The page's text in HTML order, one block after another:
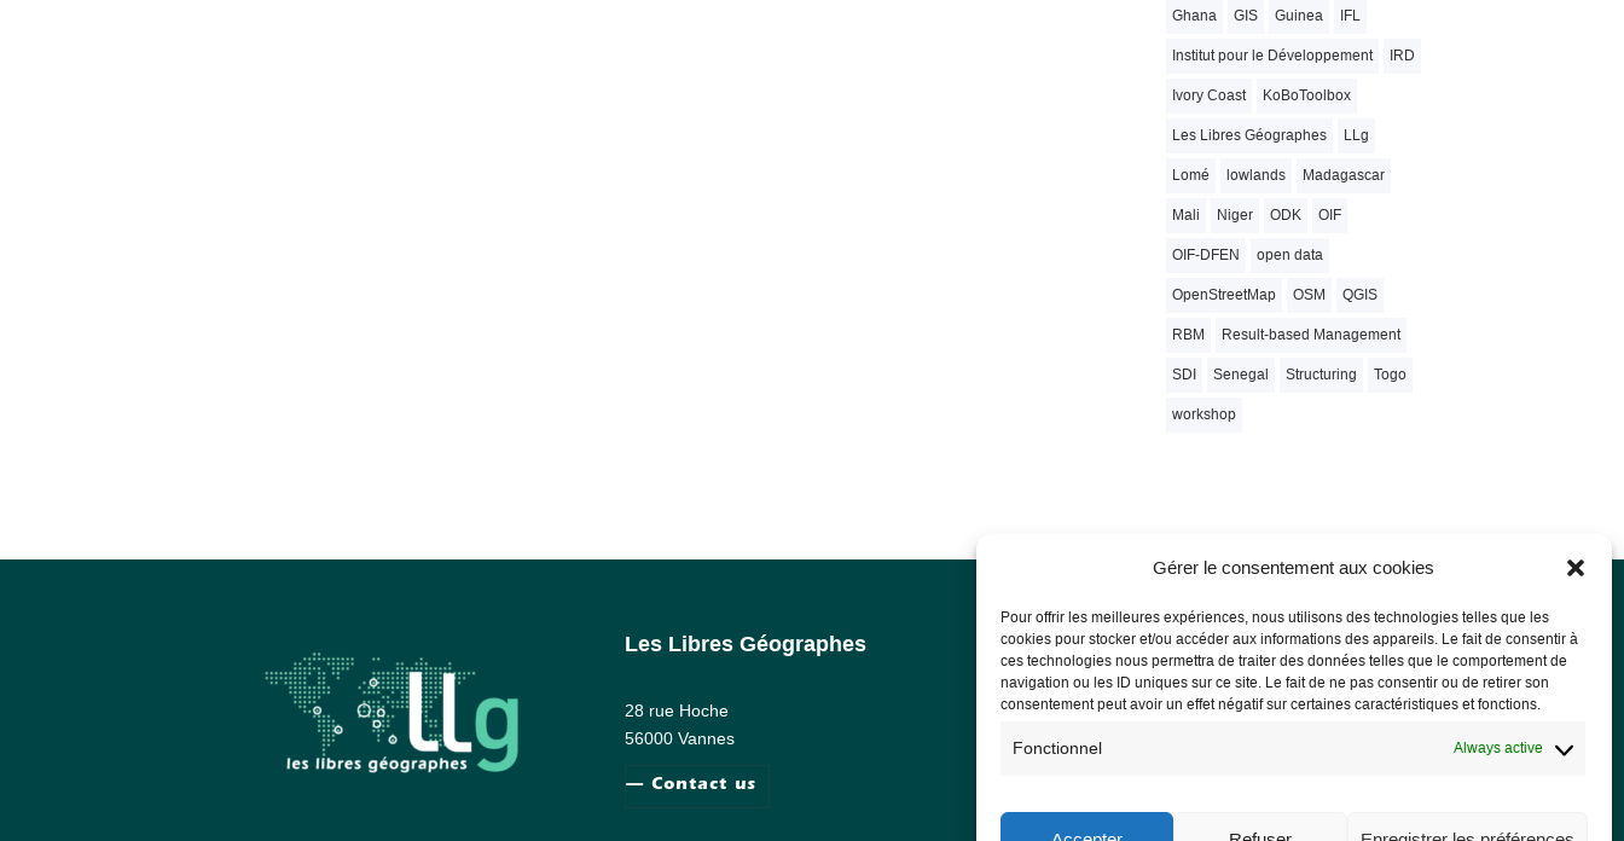
Gérer le consentement aux cookies
Pour offrir les meilleures expériences, nous utilisons des technologies telles que les
cookies pour stocker et/ou accéder aux informations des appareils. Le fait de consentir à
ces technologies nous permettra de traiter des données telles que le comportement de
navigation ou les ID uniques sur ce site. Le fait de ne pas consentir ou de retirer son
consentement peut avoir un effet négatif sur certaines caractéristiques et fonctions.
Fonctionnel Always active
Ghana GIS Guinea IFL
Institut pour le Développement IRD
Ivory Coast KoBoToolbox
Les Libres Géographes LLg
Lomé lowlands Madagascar
Mali Niger ODK OIF
OIF-DFEN open data
OpenStreetMap OSM QGIS
RBM Result-based Management
SDI Senegal Structuring Togo
workshop
Les Libres Géographes
28 rue Hoche
56000 Vannes
— Contact us
Legal notice
Legal Notice